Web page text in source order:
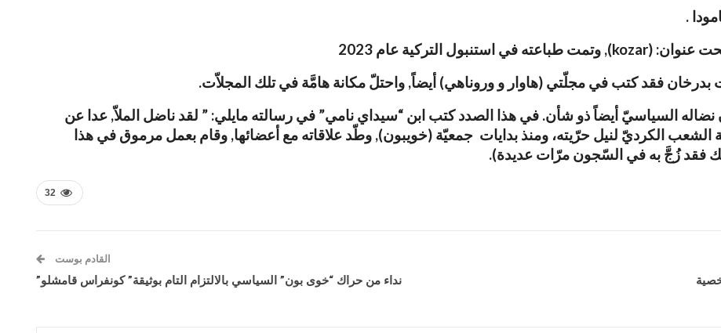
.
عنوان: (kozar), وتمت طباعته في استنبول التركية عام 2023
بدرخان فقد كتب في مجلّتي (هاوار و وروناهي) أيضاً, واحتلّ مكانة هامَّة في تلك المجلاّت.
نضاله السياسيّ أيضاً ذو شأن. في هذا الصدد كتب ابن “سيداي نامي” في رسالته مايلي: ” لقد ناضل الملاّ, عدا عن
الشعب الكرديّ لنيل حرّيته، ومنذ بدايات جمعيّة (خويبون), وطّد علاقاته مع أعضائها, وقام بعمل مرموق في هذا
فقد زُجَّ به في السّجون مرّات عديدة).
32
القادم بوست
نداء من حراك “خوى بون” السياسي بالالتزام التام بوثيقة” كونفراس قامشلو”